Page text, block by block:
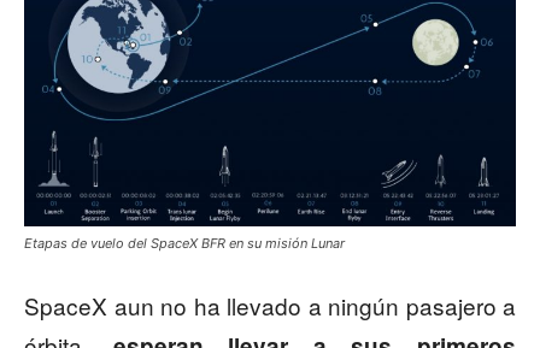
Etapas de vuelo del SpaceX BFR en su misión Lunar
SpaceX aun no ha llevado a ningún pasajero a